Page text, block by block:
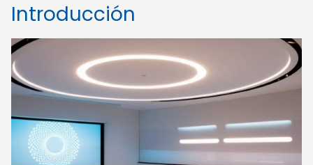
Introducción